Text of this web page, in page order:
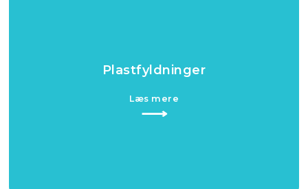
Plastfyldninger
Læs mere​
⟶​